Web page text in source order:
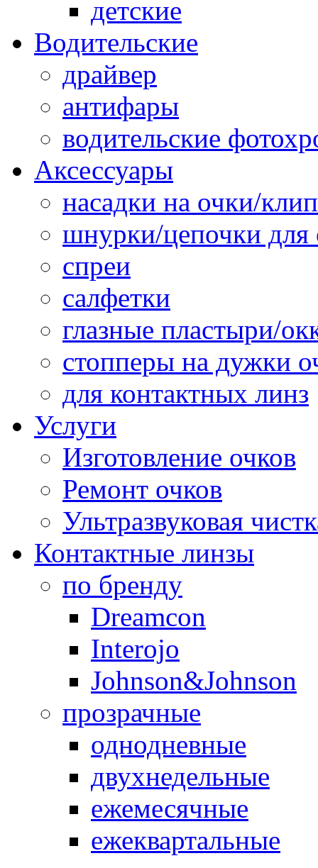
детские
Водительские
драйвер
антифары
водительские
Аксессуары
насадки на очки/
шнурки/цепочки для
спреи
салфетки
глазные пластыри/
стопперы на дужки
для контактных линз
Услуги
Изготовление очков
Ремонт очков
Ультразвуковая
Контактные линзы
по бренду
Dreamcon
Interojo
Johnson&Johnson
прозрачные
однодневные
двухнедельные
ежемесячные
ежеквартальные